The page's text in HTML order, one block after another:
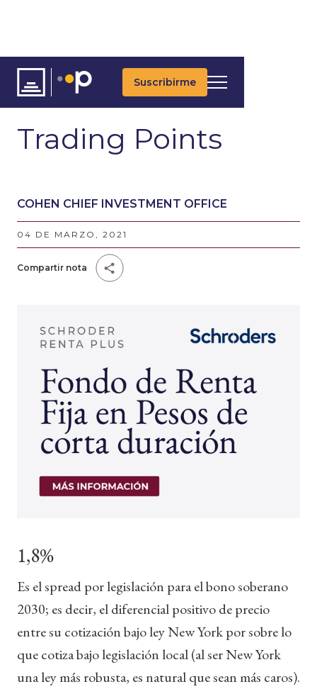
Suscribirme
ARTÍCULOS
Trading Points
COHEN CHIEF INVESTMENT OFFICE
04 DE MARZO, 2021
Compartir nota
1,8%
Es el spread por legislación para el bono soberano
2030; es decir, el diferencial positivo de precio
entre su cotización bajo ley New York por sobre lo
que cotiza bajo legislación local (al ser New York
una ley más robusta, es natural que sean más caros).